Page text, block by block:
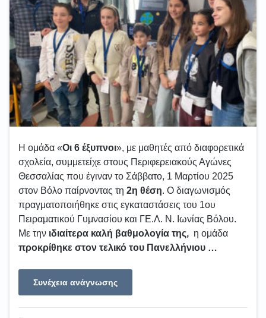
Η ομάδα «Οι 6 έξυπνοι», με μαθητές από διαφορετικά
σχολεία, συμμετείχε στους Περιφερειακούς Αγώνες
Θεσσαλίας που έγιναν το Σάββατο, 1 Μαρτίου 2025
στον Βόλο παίρνοντας τη 2η θέση. Ο διαγωνισμός
πραγματοποιήθηκε στις εγκαταστάσεις του 1ου
Πειραματικού Γυμνασίου και ΓΕ.Λ. Ν. Ιωνίας Βόλου.
Με την ιδιαίτερα καλή βαθμολογία της, η ομάδα
προκρίθηκε στον τελικό του Πανελλήνιου …
Συνέχεια ανάγνωσης